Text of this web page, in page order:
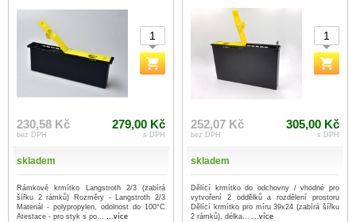
230,58 Kč
bez DPH
279,00 Kč
s DPH
skladem
Rámkové krmítko Langstroth 2/3 (zabírá
šířku 2 rámků) Rozměry - Langstroth 2/3
Materiál - polypropylen, odolnost do 100°C
Atestace - pro styk s po... ...více
252,07 Kč
bez DPH
305,00 Kč
s DPH
skladem
Dělící krmítko do odchovny / vhodné pro
vytvoření 2 oddělků a rozdělení prostoru
Dělící krmítko pro míru 39x24 (zabírá šířku
2 rámků), délka... ...více